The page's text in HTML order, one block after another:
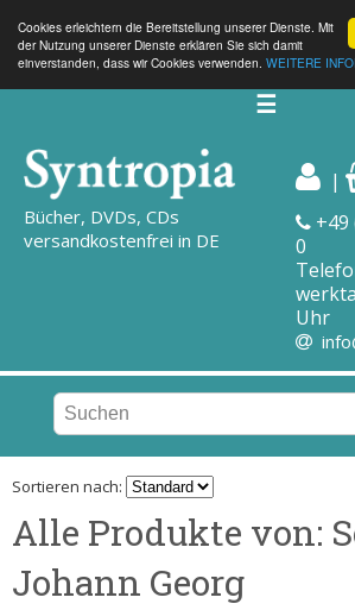
Cookies erleichtern die Bereitstellung unserer Dienste. Mit
der Nutzung unserer Dienste erklären Sie sich damit
einverstanden, dass wir Cookies verwenden. WEITERE
☰
Bücher, DVDs, CDs
versandkostenfrei in DE
|
+49
0
Uhr
Sortieren nach:
Alle Produkte von:
Johann Georg